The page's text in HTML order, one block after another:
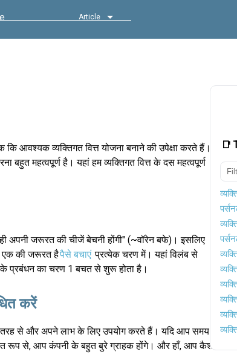
Article
📑
कि आवश्यक व्यक्तिगत वित्त योजना बनाने की उपेक्षा करते हैं।
बहुत महत्वपूर्ण है। यहां हम व्यक्तिगत वित्त के दस महत्वपूर्ण
अपनी जरूरत की चीजें बेचनी होंगी" (~वॉरेन बफे)। इसलिए
एक की जरूरत हैपैसे बचाएं प्रत्येक चरण में। यहां विलंब से
के प्रबंधन का चरण 1 बचत से शुरू होता है।
करें
तरह से और अपने लाभ के लिए उपयोग करते हैं। यदि आप समय
रूप से, आप कंपनी के बहुत बुरे ग्राहक होंगे। और हाँ, आप कैश-